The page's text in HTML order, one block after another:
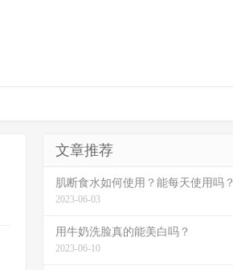
文章推荐
肌断食水如何使用？能每天使用吗？
2023-06-03
用牛奶洗脸真的能美白吗？
2023-06-10